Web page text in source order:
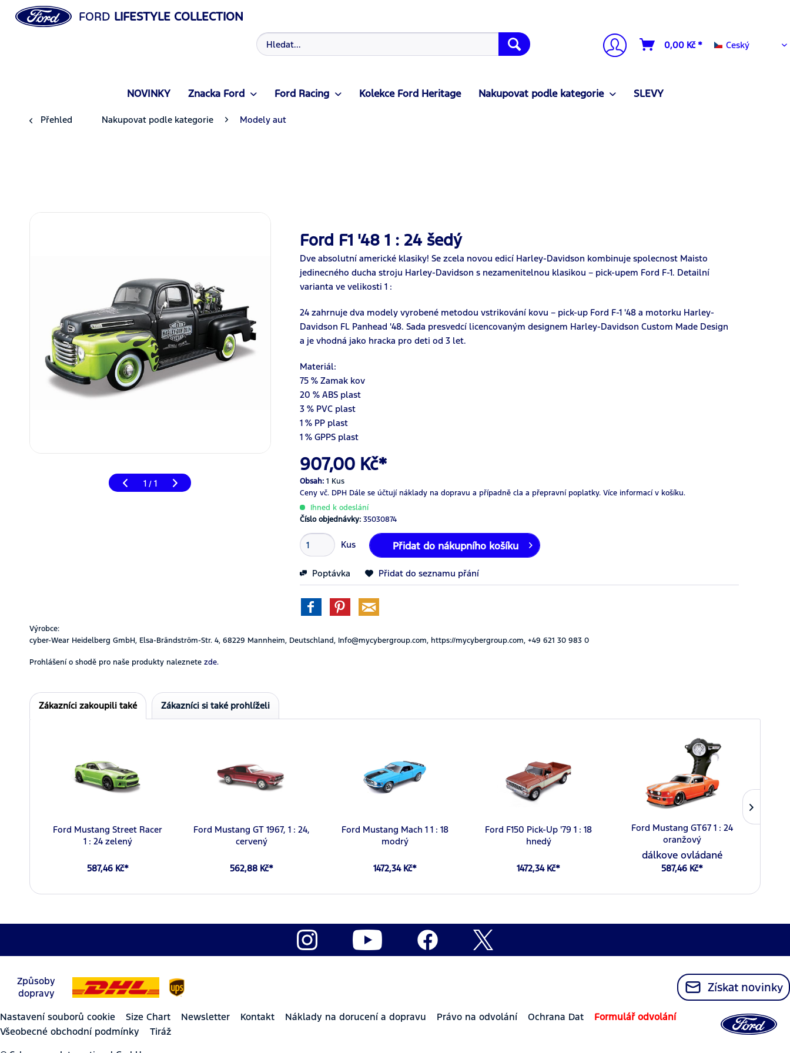
FORD LIFESTYLE COLLECTION
0,00 Kč * Ceský
Ceský
NOVINKY Znacka Ford Ford Racing Kolekce Ford Heritage Nakupovat podle kategorie SLEVY
Přehled Nakupovat podle kategorie Modely aut
1 / 1
Ford F1 '48 1 : 24 šedý
Dve absolutní americké klasiky! Se zcela novou edicí Harley-Davidson kombinuje spolecnost Maisto
jedinecného ducha stroju Harley-Davidson s nezamenitelnou klasikou – pick-upem Ford F-1. Detailní
varianta ve velikosti 1 :
24 zahrnuje dva modely vyrobené metodou vstrikování kovu – pick-up Ford F-1 '48 a motorku Harley-
Davidson FL Panhead '48. Sada presvedcí licencovaným designem Harley-Davidson Custom Made Design
a je vhodná jako hracka pro deti od 3 let.
Materiál:
75 % Zamak kov
20 % ABS plast
3 % PVC plast
1 % PP plast
1 % GPPS plast
907,00 Kč*
Obsah:1 Kus
Ceny vč. DPH Dále se účtují náklady na dopravu a případně cla a přepravní poplatky. Více informací v košíku.
Ihned k odeslání
Číslo objednávky:35030874
Kus Přidat do nákupního košíku
Poptávka Přidat do seznamu přání
Výrobce:
cyber-Wear Heidelberg GmbH, Elsa-Brändström-Str. 4, 68229 Mannheim, Deutschland, Info@mycybergroup.com, https://mycybergroup.com, +49 621 30 983 0
Prohlášení o shodě pro naše produkty naleznete zde.
Zákazníci zakoupili také Zákazníci si také prohlíželi
Ford Mustang Street Racer
1 : 24 zelený
587,46 Kč*
Ford Mustang GT 1967, 1 : 24,
cervený
562,88 Kč*
Ford Mustang Mach 1 1 : 18
modrý
1472,34 Kč*
Ford F150 Pick-Up '79 1 : 18
hnedý
1472,34 Kč*
Ford Mustang GT67 1 : 24
oranžový
dálkove ovládané
587,46 Kč*
Způsoby
dopravy
Získat novinky
Nastavení souborů cookie Size Chart Newsletter Kontakt Náklady na dorucení a dopravu Právo na odvolání Ochrana Dat
Formulář odvolání
Všeobecné obchodní podmínky
Tiráž